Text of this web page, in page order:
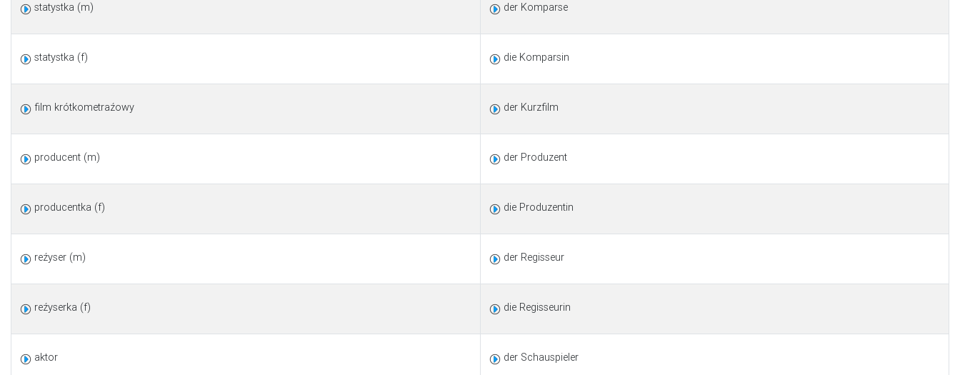
statystka (m) der Komparse
statystka (f) die Komparsin
film krótkometraźowy der Kurzfilm
producent (m) der Produzent
producentka (f) die Produzentin
reźyser (m) der Regisseur
reźyserka (f) die Regisseurin
aktor der Schauspieler